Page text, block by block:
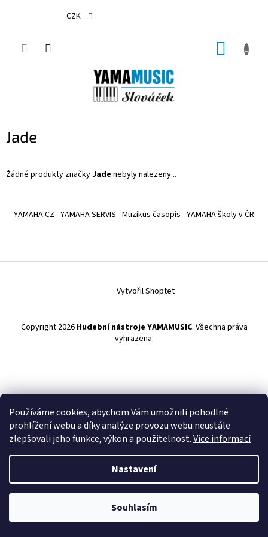
Používáme cookies, abychom Vám umožnili pohodlné
prohlížení webu a díky analýze provozu webu neustále
zlepšovali jeho funkce, výkon a použitelnost.Více informací
Nastavení
Souhlasím
CZK
Jade
Žádné produkty značkyJade nebyly nalezeny...
í
YAMAHA CZ YAMAHA SERVIS Muzikus časopis YAMAHA školy v ČR
Vytvořil Shoptet
Copyright 2026 Hudební nástroje YAMAMUSIC. Všechna práva
vyhrazena.